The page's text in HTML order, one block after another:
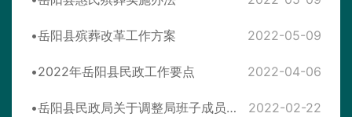
岳阳县殡葬改革工作方案 2022-05-09
2022年岳阳县民政工作要点 2022-04-06
岳阳县民政局关于调整局班子成员分工的通知 2022-02-22